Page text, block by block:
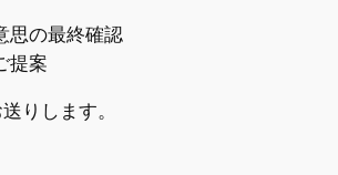
思の最終確認
提案
りします。